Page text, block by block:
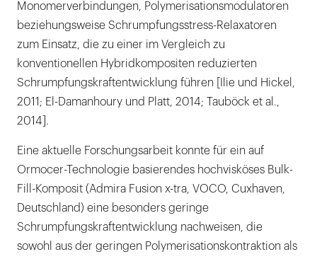
Monomerverbindungen, Polymerisationsmodulatoren
beziehungsweise Schrumpfungsstress-Relaxatoren
zum Einsatz, die zu einer im Vergleich zu
konventionellen Hybridkompositen reduzierten
Schrumpfungskraftentwicklung führen [Ilie und Hickel,
2011; El-Damanhoury und Platt, 2014; Tauböck et al.,
2014].
Eine aktuelle Forschungsarbeit konnte für ein auf
Ormocer-Technologie basierendes hochvisköses Bulk-
Fill-Komposit (Admira Fusion x-tra, VOCO, Cuxhaven,
Deutschland) eine besonders geringe
Schrumpfungskraftentwicklung nachweisen, die
sowohl aus der geringen Polymerisationskontraktion als